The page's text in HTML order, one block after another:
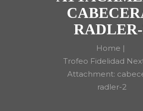
Home
Trofeo Fidelidad
Attachment:
radler-2